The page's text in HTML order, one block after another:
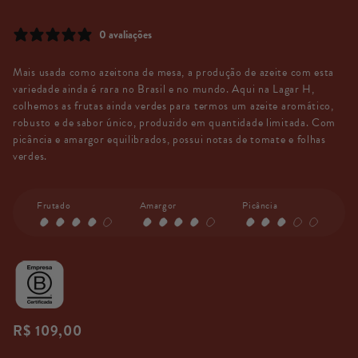
0 avaliações
Mais usada como azeitona de mesa, a produção de azeite com esta
variedade ainda é rara no Brasil e no mundo. Aqui na Lagar H,
colhemos as frutas ainda verdes para termos um azeite aromático,
robusto e de sabor único, produzido em quantidade limitada. Com
picância e amargor equilibrados, possui notas de tomate e folhas
verdes.
Frutado Amargor Picância
Preço
R$ 109,00